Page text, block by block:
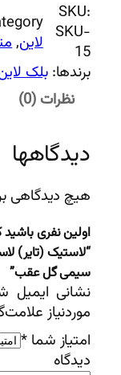
SKU:
SKU-
15
لاین,
برندها:بلک
نظرات (0)
دیدگاهها
هیچ دیدگاهی
اولین نفری
سیمی گل عقب”
نشانی ایمیل
موردنیاز
امتیاز شما *